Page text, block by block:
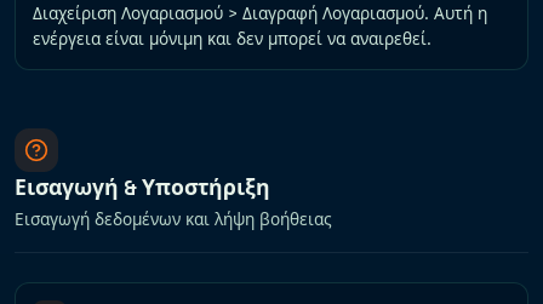
Διαχείριση Λογαριασμού > Διαγραφή Λογαριασμού. Αυτή η
ενέργεια είναι μόνιμη και δεν μπορεί να αναιρεθεί.
Εισαγωγή & Υποστήριξη
Εισαγωγή δεδομένων και λήψη βοήθειας